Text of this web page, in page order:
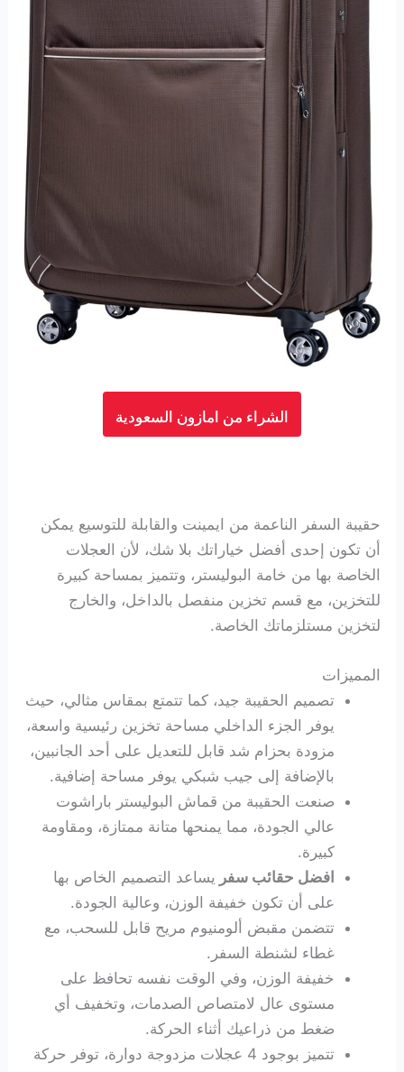
الشراء من امازون السعودية
حقيبة السفر الناعمة من ايمينت والقابلة للتوسيع يمكن
أن تكون إحدى أفضل خياراتك بلا شك، لأن العجلات
الخاصة بها من خامة البوليستر، وتتميز بمساحة كبيرة
للتخزين، مع قسم تخزين منفصل بالداخل، والخارج
لتخزين مستلزماتك الخاصة.
المميزات
تصميم الحقيبة جيد، كما تتمتع بمقاس مثالي، حيث
يوفر الجزء الداخلي مساحة تخزين رئيسية واسعة،
مزودة بحزام شد قابل للتعديل على أحد الجانبين،
بالإضافة إلى جيب شبكي يوفر مساحة إضافية.
صنعت الحقيبة من قماش البوليستر باراشوت
عالي الجودة، مما يمنحها متانة ممتازة، ومقاومة
كبيرة.
افضل حقائب سفر يساعد التصميم الخاص بها
على أن تكون خفيفة الوزن، وعالية الجودة.
تتضمن مقبض ألومنيوم مريح قابل للسحب، مع
غطاء لشنطة السفر.
خفيفة الوزن، وفي الوقت نفسه تحافظ على
مستوى عال لامتصاص الصدمات، وتخفيف أي
ضغط من ذراعيك أثناء الحركة.
تتميز بوجود 4 عجلات مزدوجة دوارة، توفر حركة